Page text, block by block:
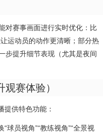
对赛事画面进行实时优化：比
运动员的动作更清晰；部分热
步提升细节表现（尤其是夜间
赛体验）
提供特色功能：
“球员视角”“教练视角”“全景视